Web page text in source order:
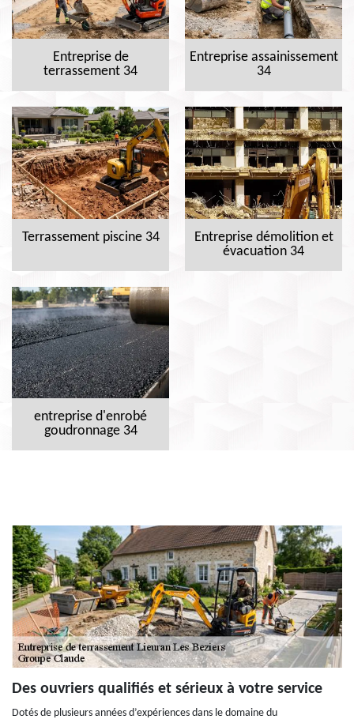
Entreprise de
terrassement 34
Entreprise assainissement
34
Terrassement piscine 34
Entreprise démolition et
évacuation 34
entreprise d'enrobé
goudronnage 34
Des ouvriers qualifiés et sérieux à votre service
Dotés de plusieurs années d’expériences dans le domaine du